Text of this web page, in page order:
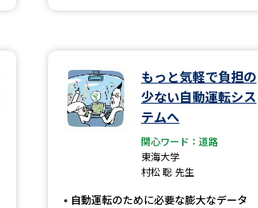
もっと気軽で負担の
少ない自動運転シス
テムへ
関心ワード：道路
東海大学
村松 聡 先生
自動運転のために必要な膨大なデータ